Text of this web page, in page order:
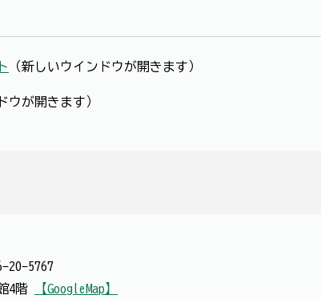
（新しいウインドウが開きます）
ウが開きます）
20-5767
4階
【GoogleMap】